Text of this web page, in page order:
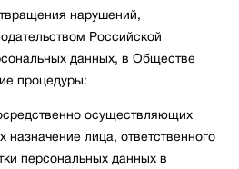
нарушений,
Российской
данных, в Обществе
процедуры:
осуществляющих
назначение лица, ответственного
персональных данных в